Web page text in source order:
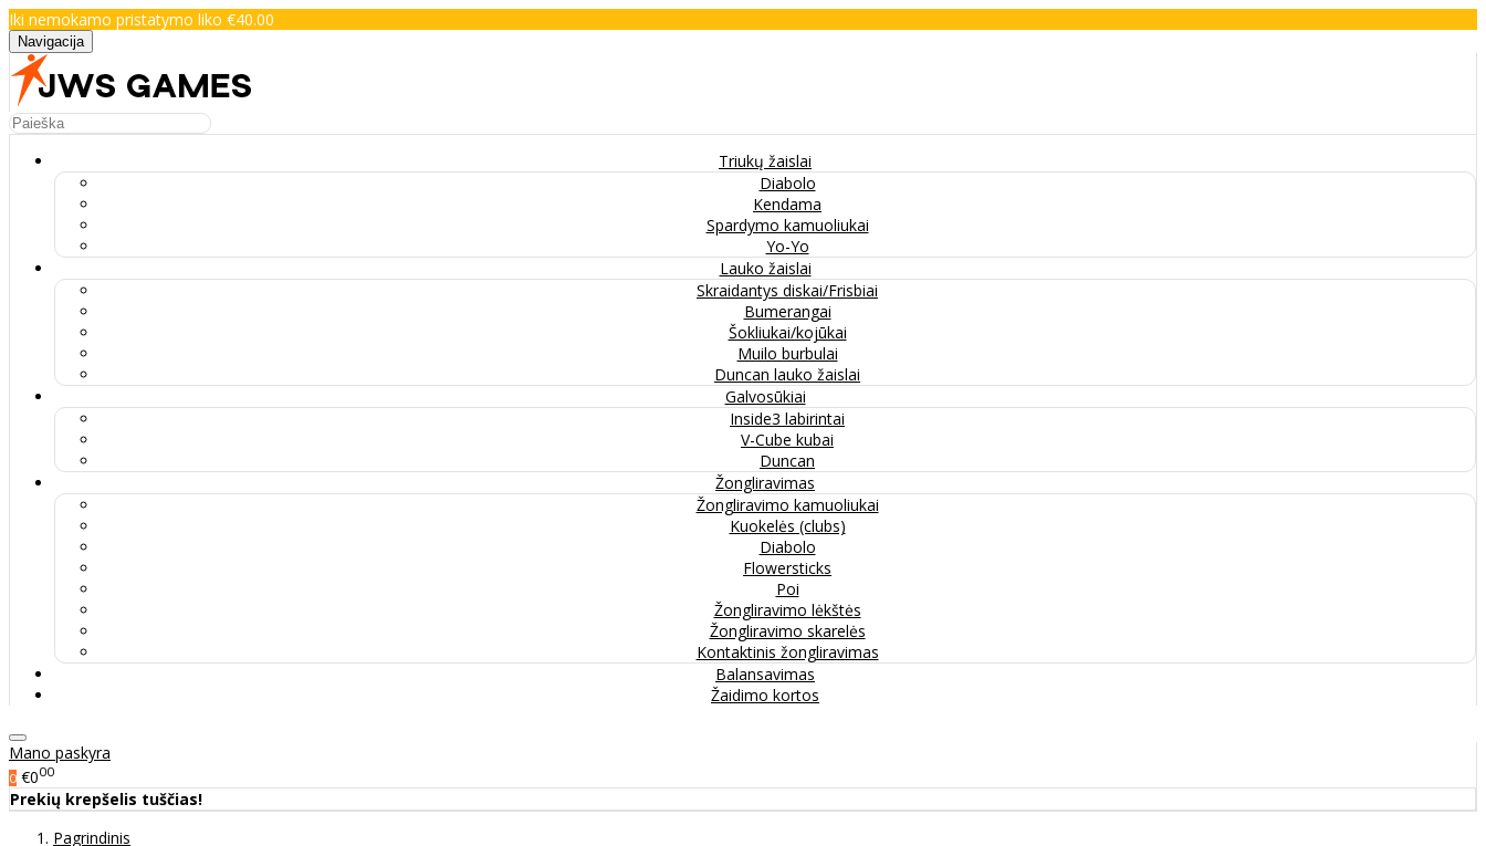
Iki nemokamo pristatymo liko €40.00
Navigacija
Triukų žaislai
Diabolo
Kendama
Spardymo kamuoliukai
Yo-Yo
Lauko žaislai
Skraidantys diskai/Frisbiai
Bumerangai
Šokliukai/kojūkai
Muilo burbulai
Duncan lauko žaislai
Galvosūkiai
Inside3 labirintai
V-Cube kubai
Duncan
Žongliravimas
Žongliravimo kamuoliukai
Kuokelės (clubs)
Diabolo
Flowersticks
Poi
Žongliravimo lėkštės
Žongliravimo skarelės
Kontaktinis žongliravimas
Balansavimas
Žaidimo kortos
Mano paskyra
0 €000
Prekių krepšelis tuščias!
Pagrindinis